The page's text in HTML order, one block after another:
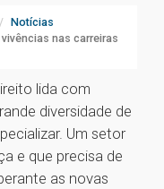
Notícias
nas carreiras
lida com
diversidade de
Um setor
e que precisa de
as novas